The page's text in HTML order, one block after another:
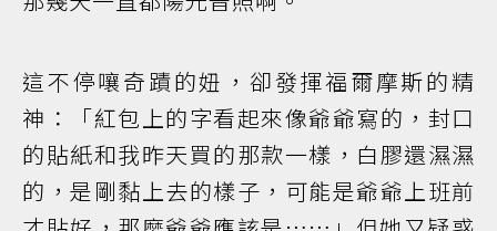
這不停嚷奇蹟的妞，卻發揮福爾摩斯的精
神：「紅包上的字看起來像爺爺寫的，封口
的貼紙和我昨天買的那款一樣，白膠還濕濕
的，是剛黏上去的樣子，可能是爺爺上班前